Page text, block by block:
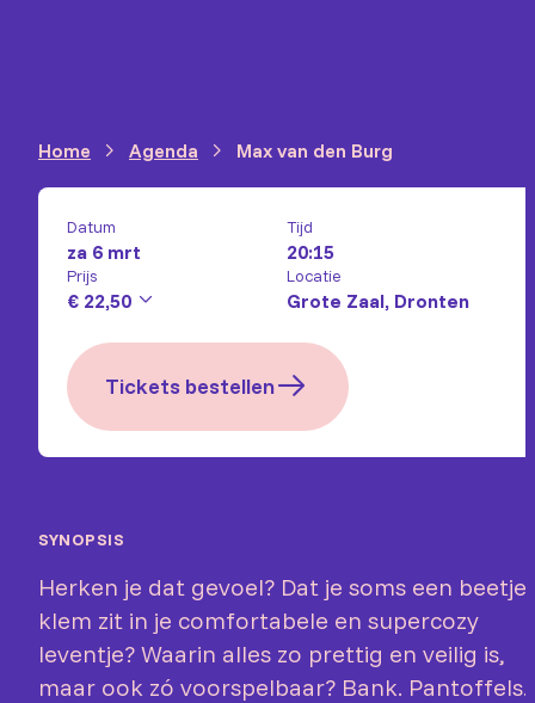
Home Agenda Max van den Burg
Datum
za 6 mrt
Tijd
20:15
Prijs
€ 22,50
Locatie
Grote Zaal, Dronten
Tickets bestellen
SYNOPSIS
Herken je dat gevoel? Dat je soms een beetje
klem zit in je comfortabele en supercozy
leventje? Waarin alles zo prettig en veilig is,
maar ook zó voorspelbaar? Bank. Pantoffels.